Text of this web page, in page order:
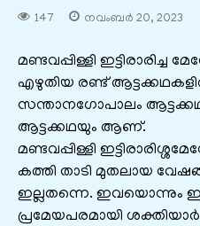
147 നവംബർ 20, 2023
മണ്ടവപ്പിള്ളി ഇട്ടിരാരിച്ച
എഴുതിയ രണ്ട്‌
സന്താനഗോപാലം ആട്ടക്കഥ.
ആട്ടക്കഥയും ആണ്‌.
മണ്ടവപ്പിള്ളി
കത്തി താടി മുതലായ
ഇല്ലതന്നെ. ഇവയൊന്നും
പ്രമേയപരമായി